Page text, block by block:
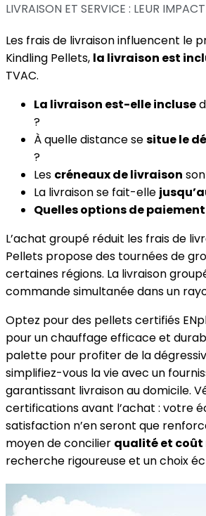
LIVRAISON ET SERVICE : LEUR
Les frais de livraison influencent le
Kindling Pellets, la livraison est
TVAC.
La livraison est-elle incluse
?
À quelle distance sesitue le
?
Les créneaux de livraison
La livraison se fait-elle
Quelles options de paiement
L’achat groupé réduit les frais de
Pellets propose des tournées de
certaines régions. La livraison
commande simultanée dans un
Optez pour des pellets certifiés
pour un chauffage efficace et
palette pour profiter de la
simplifiez-vous la vie avec un
garantissant livraison au domicile.
certifications avant l’achat : votre
satisfaction n’en seront que
moyen de concilier qualité et
recherche rigoureuse et un choix